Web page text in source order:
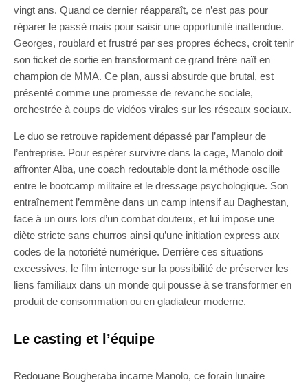
vingt ans. Quand ce dernier réapparaît, ce n’est pas pour
réparer le passé mais pour saisir une opportunité inattendue.
Georges, roublard et frustré par ses propres échecs, croit tenir
son ticket de sortie en transformant ce grand frère naïf en
champion de MMA. Ce plan, aussi absurde que brutal, est
présenté comme une promesse de revanche sociale,
orchestrée à coups de vidéos virales sur les réseaux sociaux.
Le duo se retrouve rapidement dépassé par l’ampleur de
l’entreprise. Pour espérer survivre dans la cage, Manolo doit
affronter Alba, une coach redoutable dont la méthode oscille
entre le bootcamp militaire et le dressage psychologique. Son
entraînement l’emmène dans un camp intensif au Daghestan,
face à un ours lors d’un combat douteux, et lui impose une
diète stricte sans churros ainsi qu’une initiation express aux
codes de la notoriété numérique. Derrière ces situations
excessives, le film interroge sur la possibilité de préserver les
liens familiaux dans un monde qui pousse à se transformer en
produit de consommation ou en gladiateur moderne.
Le casting et l’équipe
Redouane Bougheraba incarne Manolo, ce forain lunaire